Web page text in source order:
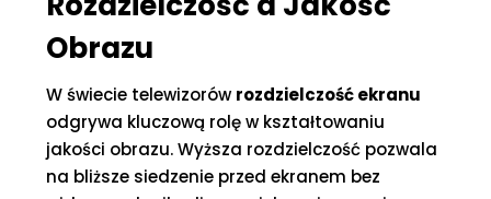
Obrazu
W świecie telewizorów rozdzielczość ekranu
odgrywa kluczową rolę w kształtowaniu
jakości obrazu. Wyższa rozdzielczość pozwala
na bliższe siedzenie przed ekranem bez